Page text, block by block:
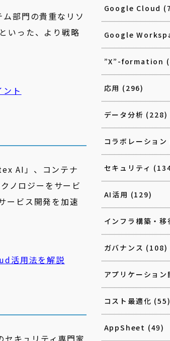
部門の貴重なリソ
いった、より戦略
ト
AI」、コンテナ
ノロジーをサービ
ービス開発を加速
活用法を解説
キュリティ専門家
Google Cloud
Google
”X”-formation
応用 (296)
データ分析 (228)
コラボレーション
セキュリティ
AI活用 (129)
インフラ構築・移
ガバナンス (108)
アプリケーション
コスト最適化 (55)
AppSheet (49)